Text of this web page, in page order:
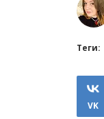
Теги:
VK